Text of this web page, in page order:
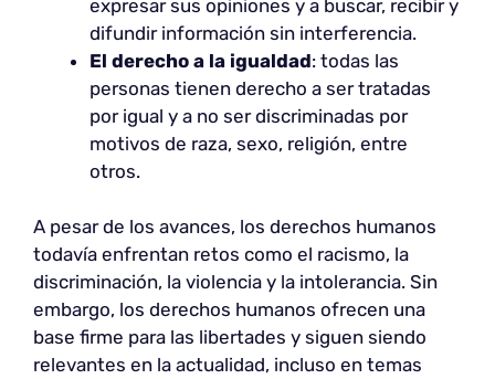
expresar sus opiniones y a buscar, recibir y
difundir información sin interferencia.
El derecho a la igualdad: todas las
personas tienen derecho a ser tratadas
por igual y a no ser discriminadas por
motivos de raza, sexo, religión, entre
otros.
A pesar de los avances, los derechos humanos
todavía enfrentan retos como el racismo, la
discriminación, la violencia y la intolerancia. Sin
embargo, los derechos humanos ofrecen una
base firme para las libertades y siguen siendo
relevantes en la actualidad, incluso en temas